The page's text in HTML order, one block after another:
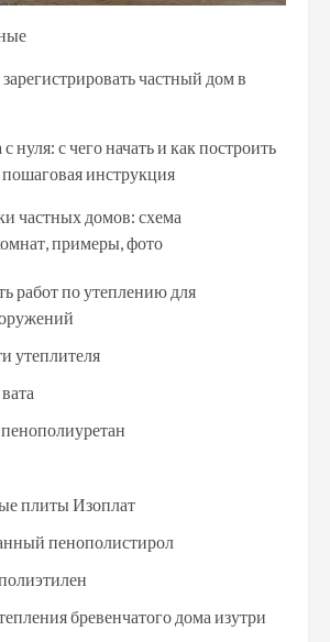
частный дом в
нуля: с чего начать и как построить
инструкция
частных домов: схема
примеры, фото
работ по утеплению для
утеплителя
плиты Изоплат
пенополистирол
бревенчатого дома изутри